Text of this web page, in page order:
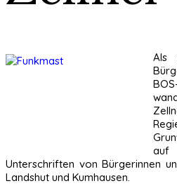
Als
Unterschriften von Bürgerinnen
Landshut und Kumhausen.